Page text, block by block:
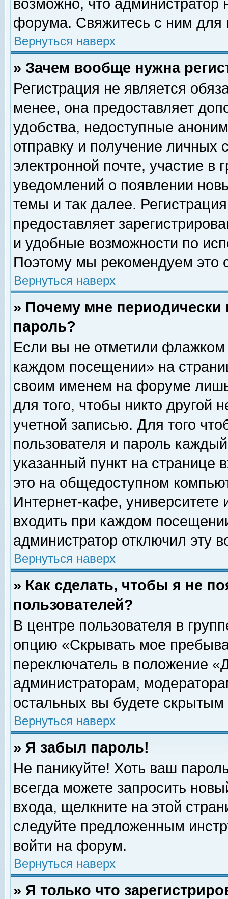
возможно, что
форума. Свяжитесь с ним для
Вернуться наверх
» Зачем вообще нужна
Регистрация не является
менее, она предоставляет
удобства, недоступные
отправку и получение личных
электронной почте, участие в
уведомлений о появлении
темы и так далее.
предоставляет
и удобные возможности по
Поэтому мы рекомендуем это
Вернуться наверх
» Почему мне
пароль?
Если вы не отметили флажком
каждом посещении» на
своим именем на форуме
для того, чтобы никто другой
учетной записью. Для того
пользователя и пароль
указанный пункт на
это на общедоступном
Интернет-кафе, университете
входить при каждом
администратор отключил эту
Вернуться наверх
» Как сделать, чтобы я не
пользователей?
В центре пользователя в
опцию «Скрывать мое
переключатель в положение
администраторам,
остальных вы будете скрытым
Вернуться наверх
» Я забыл пароль!
Не паникуйте! Хоть ваш
всегда можете запросить
входа, щелкните на этой
следуйте предложенным
войти на форум.
Вернуться наверх
» Я только что